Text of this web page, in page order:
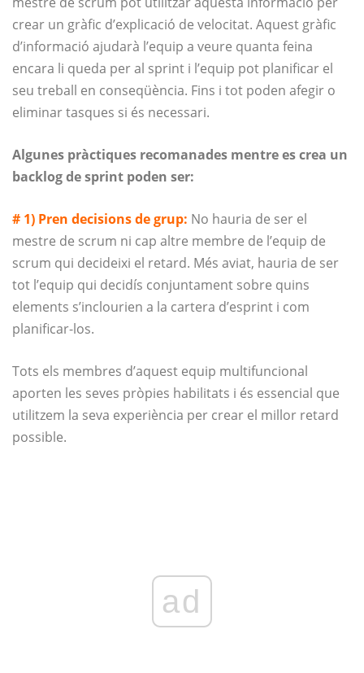
crear un gràfic d’explicació de velocitat. Aquest gràfic
d’informació ajudarà l’equip a veure quanta feina
encara li queda per al sprint i l’equip pot planificar el
seu treball en conseqüència. Fins i tot poden afegir o
eliminar tasques si és necessari.
Algunes pràctiques recomanades mentre es crea un
backlog de sprint poden ser:
# 1) Pren decisions de grup: No hauria de ser el
mestre de scrum ni cap altre membre de l’equip de
scrum qui decideixi el retard. Més aviat, hauria de ser
tot l’equip qui decidís conjuntament sobre quins
elements s’inclourien a la cartera d’esprint i com
planificar-los.
Tots els membres d’aquest equip multifuncional
aporten les seves pròpies habilitats i és essencial que
utilitzem la seva experiència per crear el millor retard
possible.
ad